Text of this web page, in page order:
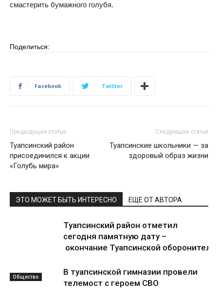
смастерить бумажного голубя.
Поделиться:
Facebook Twitter
Предыдущая статья
Туапсинский район
присоединился к акции
«Голубь мира»
Следующая статья
Туапсинские школьники — за
здоровый образ жизни
ЭТО МОЖЕТ БЫТЬ ИНТЕРЕСНО ЕЩЕ ОТ АВТОРА
Общество
Туапсинский район отметил
сегодня памятную дату –
окончание Туапсинской
В туапсинской гимназии провели
телемост с героем СВО